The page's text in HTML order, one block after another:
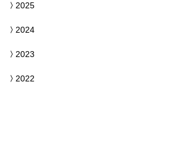
2025
2024
2023
2022